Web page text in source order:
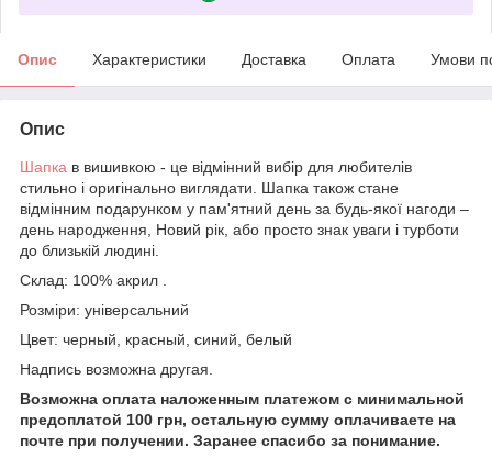
Опис Характеристики Доставка Оплата Умови
Опис
Шапка в вишивкою - це відмінний вибір для любителів
стильно і оригінально виглядати. Шапка також стане
відмінним подарунком у пам'ятний день за будь-якої нагоди –
день народження, Новий рік, або просто знак уваги і турботи
до близькій людині.
Склад: 100% акрил .
Розміри: універсальний
Цвет: черный, красный, синий, белый
Надпись возможна другая.
Возможна оплата наложенным платежом с минимальной
предоплатой 100 грн, остальную сумму оплачиваете на
почте при получении. Заранее спасибо за понимание.